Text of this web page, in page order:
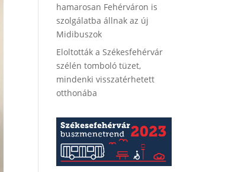
hamarosan Fehérváron is
szolgálatba állnak az új
Midibuszok
Eloltották a Székesfehérvár
szélén tomboló tüzet,
mindenki visszatérhetett
otthonába